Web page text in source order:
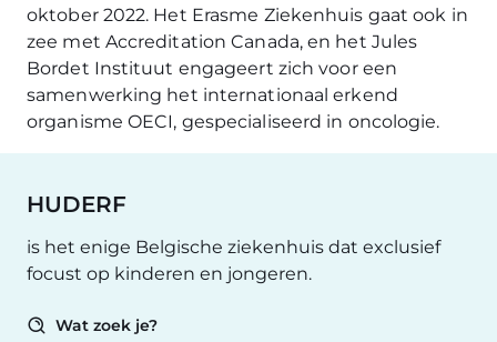
oktober 2022. Het Erasme Ziekenhuis gaat ook in
zee met Accreditation Canada, en het Jules
Bordet Instituut engageert zich voor een
samenwerking het internationaal erkend
organisme OECI, gespecialiseerd in oncologie.
HUDERF
is het enige Belgische ziekenhuis dat exclusief
focust op kinderen en jongeren.
Wat zoek je?